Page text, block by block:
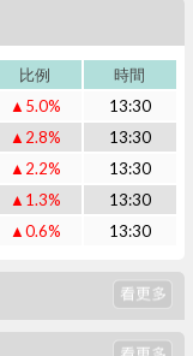
比例
時間
▲5.0%
13:30
▲2.8%
13:30
▲2.2%
13:30
▲1.3%
13:30
▲0.6% 13:30